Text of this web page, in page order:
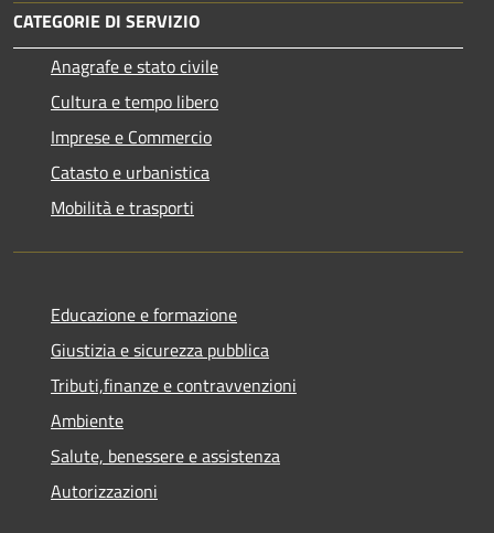
CATEGORIE DI SERVIZIO
Anagrafe e stato civile
Cultura e tempo libero
Imprese e Commercio
Catasto e urbanistica
Mobilità e trasporti
Educazione e formazione
Giustizia e sicurezza pubblica
Tributi,finanze e contravvenzioni
Ambiente
Salute, benessere e assistenza
Autorizzazioni